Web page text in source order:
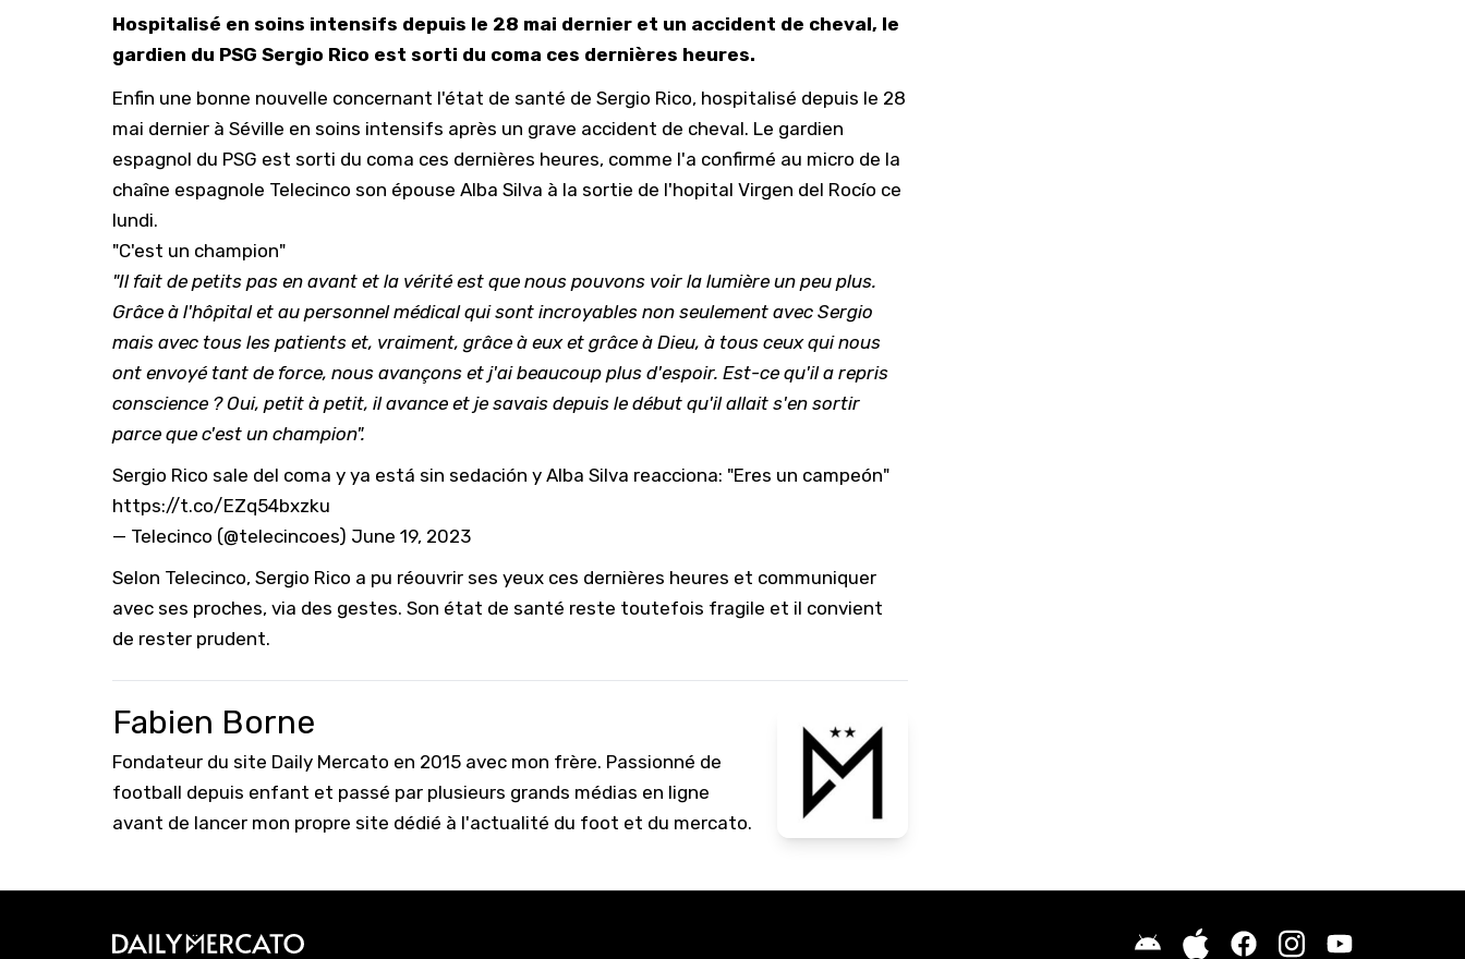
Hospitalisé en soins intensifs depuis le 28 mai dernier et un accident de cheval, le
gardien du PSG Sergio Rico est sorti du coma ces dernières heures.
Enfin une bonne nouvelle concernant l'état de santé de Sergio Rico, hospitalisé depuis le 28
mai dernier à Séville en soins intensifs après un grave accident de cheval. Le gardien
espagnol du PSG est sorti du coma ces dernières heures, comme l'a confirmé au micro de la
chaîne espagnole Telecinco son épouse Alba Silva à la sortie de l'hopital Virgen del Rocío ce
lundi.
"C'est un champion"
"Il fait de petits pas en avant et la vérité est que nous pouvons voir la lumière un peu plus.
Grâce à l'hôpital et au personnel médical qui sont incroyables non seulement avec Sergio
mais avec tous les patients et, vraiment, grâce à eux et grâce à Dieu, à tous ceux qui nous
ont envoyé tant de force, nous avançons et j'ai beaucoup plus d'espoir. Est-ce qu'il a repris
conscience ? Oui, petit à petit, il avance et je savais depuis le début qu'il allait s'en sortir
parce que c'est un champion".
Sergio Rico sale del coma y ya está sin sedación y Alba Silva reacciona: "Eres un campeón"
https://t.co/EZq54bxzku
— Telecinco (@telecincoes) June 19, 2023
Selon Telecinco, Sergio Rico a pu réouvrir ses yeux ces dernières heures et communiquer
avec ses proches, via des gestes. Son état de santé reste toutefois fragile et il convient
de rester prudent.
Fabien Borne
Fondateur du site Daily Mercato en 2015 avec mon frère. Passionné de
football depuis enfant et passé par plusieurs grands médias en ligne
avant de lancer mon propre site dédié à l'actualité du foot et du mercato.